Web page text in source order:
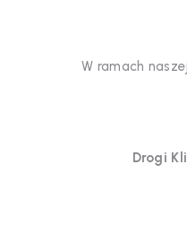
W ramach
Drogi